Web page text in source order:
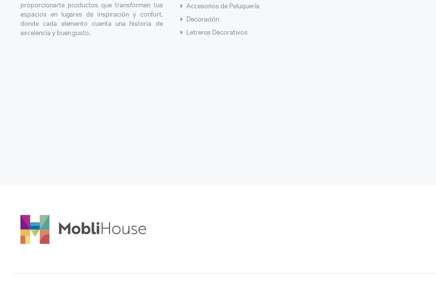
proporcionarte productos que transformen tus
espacios en lugares de inspiración y confort,
donde cada elemento cuenta una historia de
excelencia y buen gusto.
Accesorios de Peluquería
Decoración
Letreros Decorativos